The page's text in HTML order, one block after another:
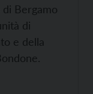
Bergamo
di
e della